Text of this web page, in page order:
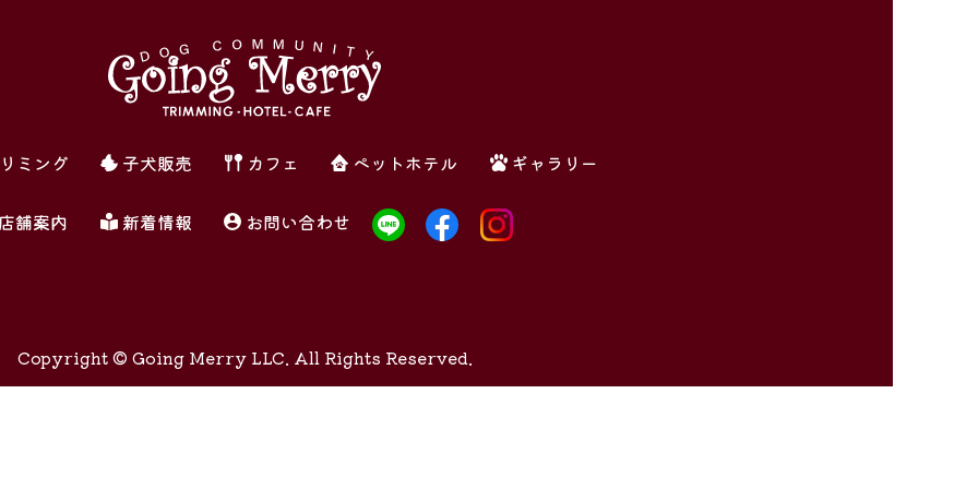
ミング 子犬販売 カフェ ペットホテル ギャラリー
店舗案内 新着情報 お問い合わせ
Copyright © Going Merry LLC. All Rights Reserved.